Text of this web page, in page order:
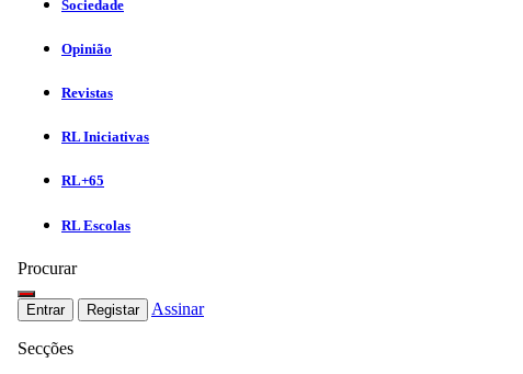
Sociedade
Opinião
Revistas
RL Iniciativas
RL+65
RL Escolas
Procurar
Entrar Registar Assinar
Secções